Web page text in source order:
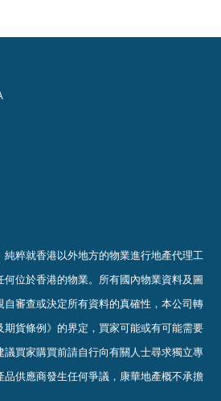
純粹就香港以外地方的物業進行地產代理工
位於香港的物業。 所有國內物業資料及圖
自審查或決定所有資料的真確性 ， 本公司轉
貨條例》的界定，買家可能或有可能需要
買家購買前請自行向有關人士尋求獨立專
供應商發生任何爭議，康華地產概不承擔